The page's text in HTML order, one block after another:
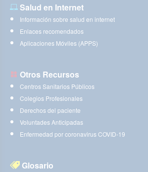
Salud en Internet
Información sobre salud en internet
Enlaces recomendados
Aplicaciones Móviles (APPS)
Otros Recursos
Centros Sanitarios Públicos
Colegios Profesionales
Derechos del paciente
Voluntades Anticipadas
Enfermedad por coronavirus COVID-19
Glosario